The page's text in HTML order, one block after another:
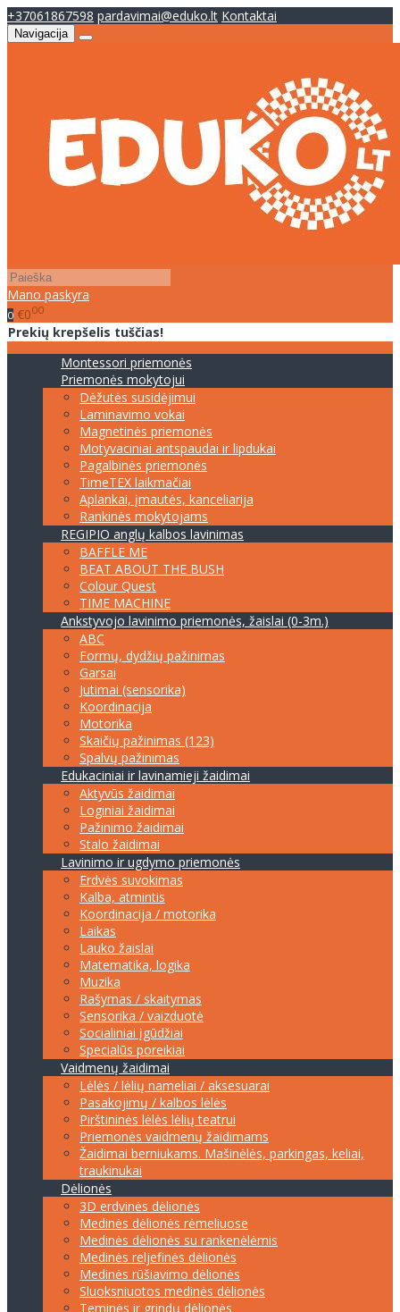
+37061867598 pardavimai@eduko.lt Kontaktai
Navigacija
Mano paskyra
0 €000
Prekių krepšelis tuščias!
Montessori priemonės
Priemonės mokytojui
Dėžutės susidėjimui
Laminavimo vokai
Magnetinės priemonės
Motyvaciniai antspaudai ir lipdukai
Pagalbinės priemonės
TimeTEX laikmačiai
Aplankai, įmautės, kanceliarija
Rankinės mokytojams
REGIPIO anglų kalbos lavinimas
BAFFLE ME
BEAT ABOUT THE BUSH
Colour Quest
TIME MACHINE
Ankstyvojo lavinimo priemonės, žaislai (0-3m.)
ABC
Formų, dydžių pažinimas
Garsai
Jutimai (sensorika)
Koordinacija
Motorika
Skaičių pažinimas (123)
Spalvų pažinimas
Edukaciniai ir lavinamieji žaidimai
Aktyvūs žaidimai
Loginiai žaidimai
Pažinimo žaidimai
Stalo žaidimai
Lavinimo ir ugdymo priemonės
Erdvės suvokimas
Kalba, atmintis
Koordinacija / motorika
Laikas
Lauko žaislai
Matematika, logika
Muzika
Rašymas / skaitymas
Sensorika / vaizduotė
Socialiniai įgūdžiai
Specialūs poreikiai
Vaidmenų žaidimai
Lėlės / lėlių nameliai / aksesuarai
Pasakojimų / kalbos lėlės
Pirštininės lėlės lėlių teatrui
Priemonės vaidmenų žaidimams
Žaidimai berniukams. Mašinėlės, parkingas, keliai,
traukinukai
Dėlionės
3D erdvinės dėlionės
Medinės dėlionės rėmeliuose
Medinės dėlionės su rankenėlėmis
Medinės reljefinės dėlionės
Medinės rūšiavimo dėlionės
Sluoksniuotos medinės dėlionės
Teminės ir grindų dėlionės